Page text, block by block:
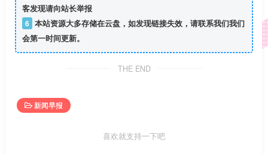
客发现请向站长举报
6 本站资源大多存储在云盘，如发现链接失效，请联系我们我们
会第一时间更新。
THE END
新闻早报
喜欢就支持一下吧